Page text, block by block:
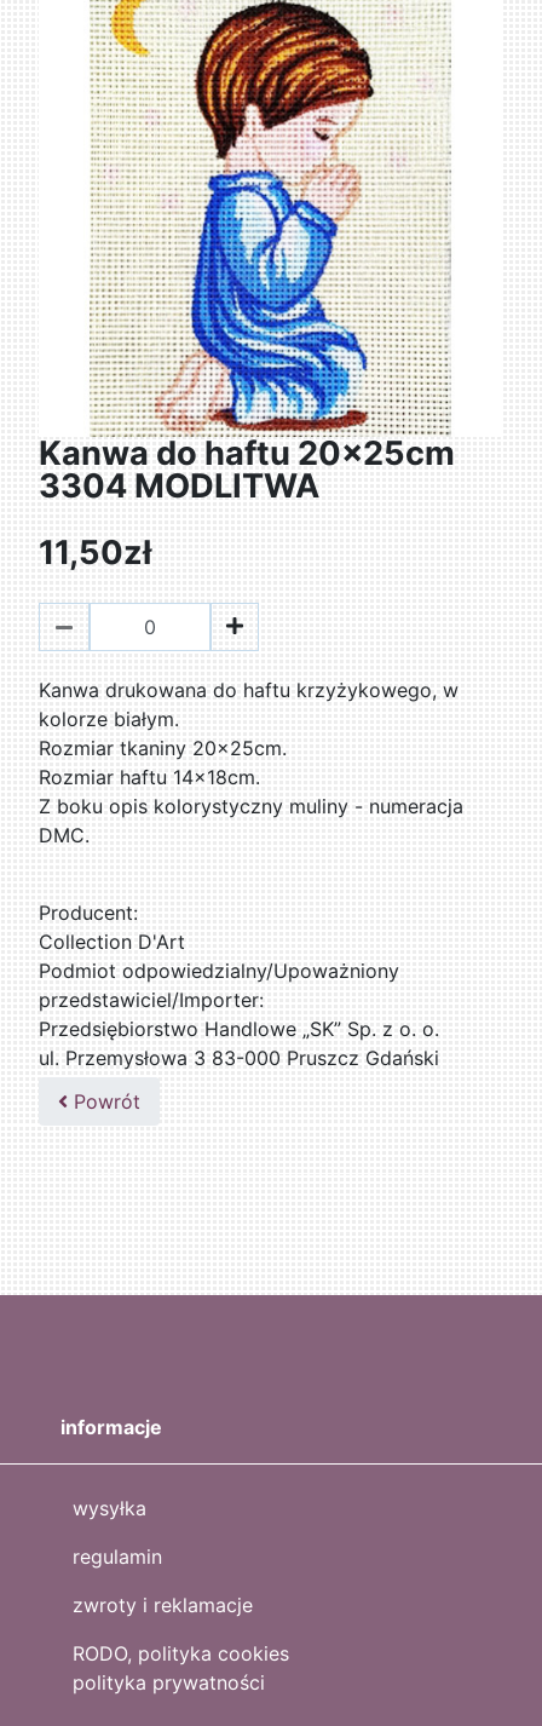
Kanwa do haftu 20x25cm
3304 MODLITWA
11,50zł
Kanwa drukowana do haftu krzyżykowego, w
kolorze białym.
Rozmiar tkaniny 20x25cm.
Rozmiar haftu 14x18cm.
Z boku opis kolorystyczny muliny - numeracja
DMC.
Producent:
Collection D'Art
Podmiot odpowiedzialny/Upoważniony
przedstawiciel/Importer:
Przedsiębiorstwo Handlowe „SK” Sp. z o. o.
ul. Przemysłowa 3 83-000 Pruszcz Gdański
509076255
Powrót
informacje
wysyłka
regulamin
zwroty i reklamacje
RODO, polityka cookies
polityka prywatności